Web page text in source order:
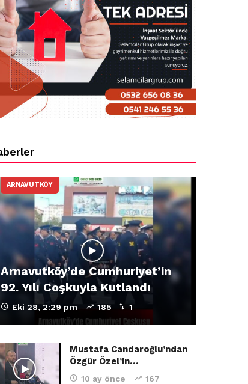
ARNAVUTKÖY
Arnavutköy’de Cumhuriyet’in
92. Yılı Coşkuyla Kutlandı
Eki 28, 2:29 pm 185 1
Mustafa Candaroğlu’ndan
Özgür Özel’in…
10 ay önce 167